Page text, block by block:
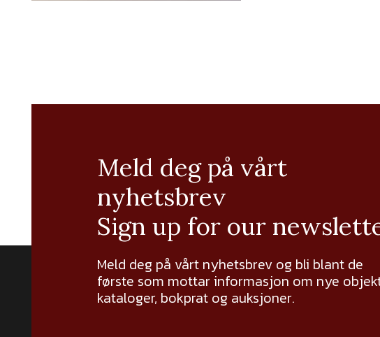
Meld deg på vårt
nyhetsbrev
Sign up for our
Meld deg på vårt nyhetsbrev og bli blant de
første som mottar informasjon om nye
kataloger, bokprat og auksjoner.